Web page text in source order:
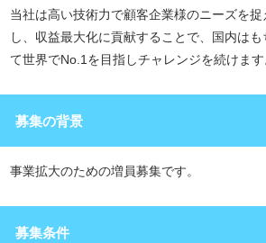
当社は高い技術力で顧客企業様のニーズを
し、収益最大化に貢献することで、国内は
て世界でNo.1を目指しチャレンジを続けます
募集の背景
事業拡大のための増員募集です。
募集条件